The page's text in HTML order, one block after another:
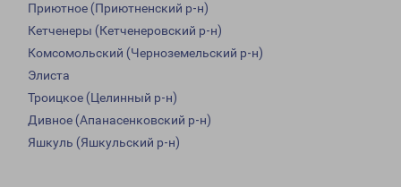
Приютное (Приютненский р-н)
Кетченеры (Кетченеровский р-н)
Комсомольский (Черноземельский р-н)
Элиста
Троицкое (Целинный р-н)
Дивное (Апанасенковский р-н)
Яшкуль (Яшкульский р-н)